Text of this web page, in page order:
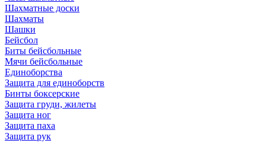
Шахматные доски
Шахматы
Шашки
Бейсбол
Биты бейсбольные
Мячи бейсбольные
Единоборства
Защита для единоборств
Бинты боксерские
Защита груди, жилеты
Защита ног
Защита паха
Защита рук